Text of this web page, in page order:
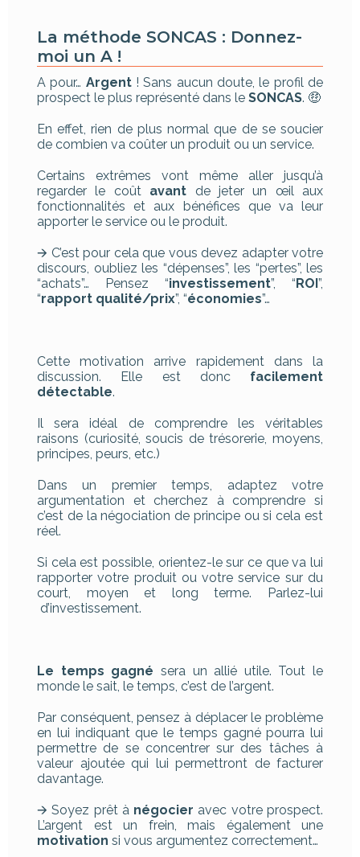
La méthode SONCAS : Donnez-
moi un A !
A pour… Argent! Sans aucun doute, le profil de
prospect le plus représenté dans le SONCAS. 🤑
En effet, rien de plus normal que de se soucier
de combien va coûter un produit ou un service.
Certains extrêmes vont même aller jusqu’à
regarder le coûtavant de jeter un œil aux
fonctionnalités et aux bénéfices que va leur
apporter le service ou le produit.
🡪 C’est pour cela que vous devez adapter votre
discours, oubliez les “dépenses”, les “pertes”, les
“achats”… Pensez “investissement”, “ ROI ”,
“rapport qualité/prix”, “économies”…
Cette motivation arrive rapidement dans la
discussion. Elle est donc facilement
détectable.
Il sera idéal de comprendre les véritables
raisons (curiosité, soucis de trésorerie, moyens,
principes, peurs, etc.)
Dans un premier temps, adaptez votre
argumentation et cherchez à comprendre si
c’est de la négociation de principe ou si cela est
réel.
Si cela est possible, orientez-le sur ce que va lui
rapporter votre produit ou votre service sur du
court, moyen et long terme. Parlez-lui
d’investissement.
Le temps gagné sera un allié utile. Tout le
monde le sait, le temps, c’est de l’argent.
Par conséquent, pensez à déplacer le problème
en lui indiquant que le temps gagné pourra lui
permettre de se concentrer sur des tâches à
valeur ajoutée qui lui permettront de facturer
davantage.
🡪 Soyez prêt ànégocier avec votre prospect.
L’argent est un frein, mais également une
motivation si vous argumentez correctement…